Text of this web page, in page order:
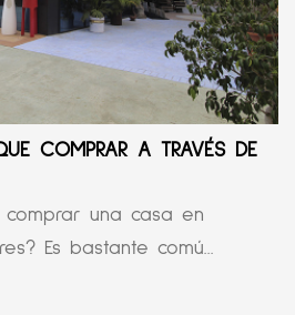
COMPRAR A TRAVÉS DE
comprar una casa en
Es bastante comú...